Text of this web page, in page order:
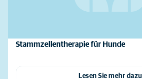
Stammzellentherapie für Hunde
Lesen Sie mehr dazu